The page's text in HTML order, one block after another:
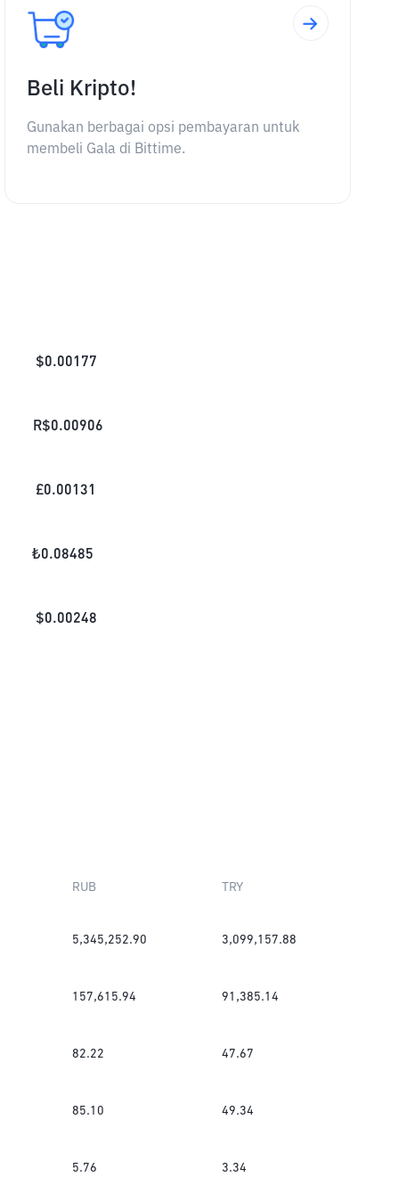
Beli Kripto!
Gunakan berbagai opsi pembayaran untuk
membeli Gala di Bittime.
$0.00177
R$0.00906
£0.00131
₺0.08485
$0.00248
RUB TRY
5,345,252.90 3,099,157.88
157,615.94 91,385.14
82.22 47.67
85.10 49.34
5.76 3.34